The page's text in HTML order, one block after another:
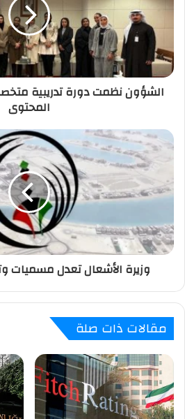
ت
ر
الشؤون نظمت دورة تدريبية
المحتوى
وزيرة الأشعال تعدل مسميات
مقالات ذات صلة